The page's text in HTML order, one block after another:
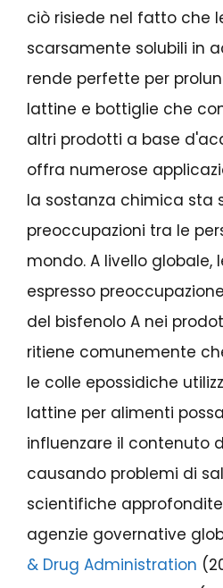
ciò risiede nel fatto che
scarsamente solubili in
rende perfette per
lattine e bottiglie che
altri prodotti a base
offra numerose
la sostanza chimica sta
preoccupazioni tra le
mondo. A livello globale,
espresso
del bisfenolo A nei
ritiene comunemente
le colle epossidiche
lattine per alimenti
influenzare il contenuto
causando problemi di
scientifiche
agenzie governative
& Drug Administration